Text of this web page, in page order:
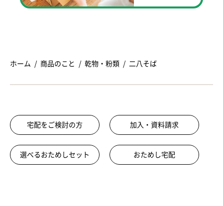
ホーム 商品のこと 乾物・粉類 二八そば
宅配をご検討の方 加入・資料請求
選べるおためしセット おためし宅配